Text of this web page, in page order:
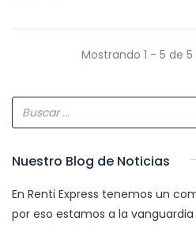
Mostrando 1 - 5 de
Nuestro Blog de Noticias
En Renti Express tenemos un
por eso estamos a la